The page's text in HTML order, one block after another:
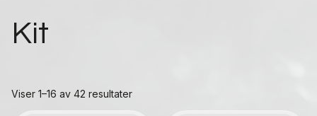
Kit
Viser 1–16 av 42 resultater